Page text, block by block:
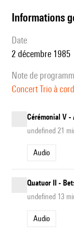
informations
date
2 décembre 1985
note de
Concert Trio à
Cérémonial V
undefined 21
Audio
Quatuor II -
undefined 13
Audio